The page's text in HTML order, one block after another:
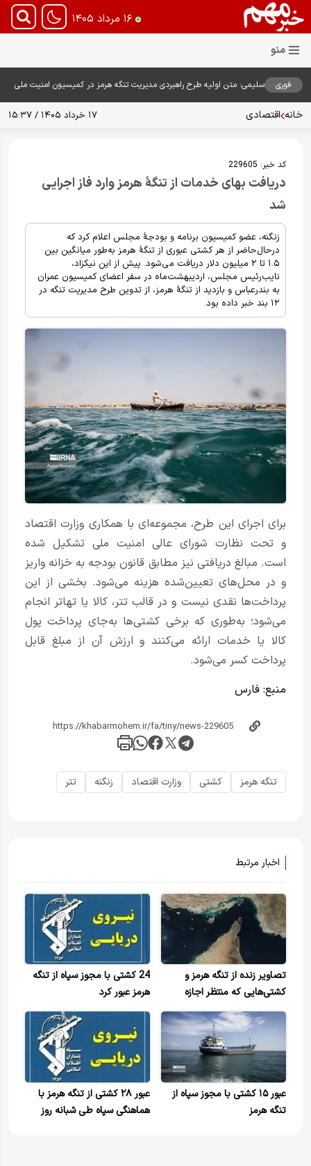
۱۶ مرداد ۱۴۰۵
فوری
سلیمی: متن اولیه طرح راهبردی مدیریت تنگه هرمز در کمیسیون امنیت ملی
خانه اقتصادی ۱۷ خرداد ۱۴۰۵ / ۱۵:۳۷
کد خبر: 229605
دریافت بهای خدمات از تنگهٔ هرمز وارد فاز اجرایی
شد
زنگنه، عضو کمیسیون برنامه‌ و بودجهٔ مجلس اعلام کرد که
درحال‌حاضر از هر کشتی عبوری از تنگهٔ هرمز به‌طور میانگین بین
۱.۵ تا ۲ میلیون دلار دریافت می‌شود. پیش از این نیکزاد،
نایب‌رئیس مجلس، اردیبهشت‌ماه در سفر اعضای کمیسیون عمران
به بندرعباس و بازدید از تنگهٔ هرمز، از تدوین طرح مدیریت تنگه در
۱۲ بند خبر داده بود.
برای اجرای این طرح، مجموعه‌ای با همکاری وزارت اقتصاد
و تحت نظارت شورای عالی امنیت ملی تشکیل شده
است. مبالغ دریافتی نیز مطابق قانون بودجه به خزانه واریز
و در محل‌های تعیین‌شده هزینه می‌شود. بخشی از این
پرداخت‌ها نقدی نیست و در قالب تتر، کالا یا تهاتر انجام
می‌شود؛ به‌طوری که برخی کشتی‌ها به‌جای پرداخت پول
کالا یا خدمات ارائه می‌کنند و ارزش آن از مبلغ قابل
پرداخت کسر می‌شود.
منبع: فارس
تنگه هرمز کشتی وزارت اقتصاد زنگنه تتر
اخبار مرتبط
تصاویر زنده از تنگه هرمز و
کشتی‌هایی که منتظر اجازه
نیروی دریایی سپاه پاسداران
هستند
24 کشتی با مجوز سپاه از تنگه
هرمز عبور کرد
عبور ۱۵ کشتی با مجوز س‍‍پاه از
تنگه هرمز
عبور ۲۸ کشتی از تنگه هرمز با
هماهنگی سپاه طی شبانه روز